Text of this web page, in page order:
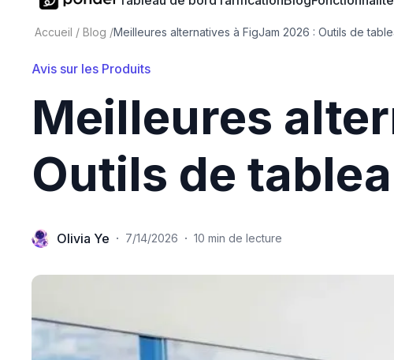
Accueil / Blog /Meilleures alternatives à FigJam 2026 : Outils de
Avis sur les Produits
Meilleures
Outils de
Olivia Ye · 7/14/2026 · 10 min de lecture